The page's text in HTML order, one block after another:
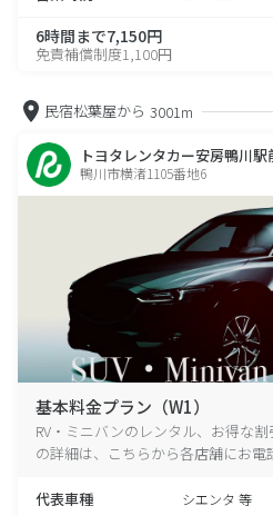
6時間まで7,150円
免責補償制度1,100円
民宿松葉屋から 3001m
トヨタレンタカー安房鴨川駅
鴨川市横渚1105番地6
基本料金プラン（W1）
RV・ミニバンのレンタル、お得な
の詳細は、こちらから各店舗にお電
代表車種 シエンタ 等